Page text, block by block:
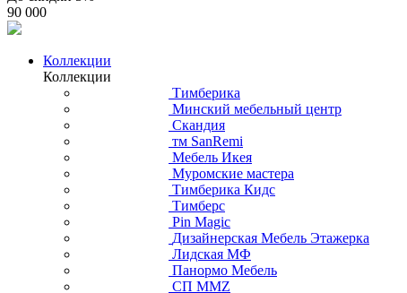
90 000
Коллекции
Коллекции
Тимберика
Минский мебельный центр
Скандия
тм SanRemi
Мебель Икея
Муромские мастера
Тимберика Кидс
Тимберс
Pin Magic
Дизайнерская Мебель Этажерка
Лидская МФ
Панормо Мебель
СП ММZ